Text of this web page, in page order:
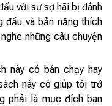
với sự sợ hãi bị đánh
và bản năng thích
những câu chuyện
này có bán chạy hay
này có giúp tôi trở
phải là mục đích ban